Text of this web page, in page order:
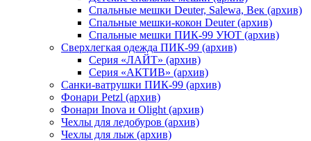
Спальные мешки Deuter, Salewa, Век (архив)
Спальные мешки-кокон Deuter (архив)
Спальные мешки ПИК-99 УЮТ (архив)
Сверхлегкая одежда ПИК-99 (архив)
Серия «ЛАЙТ» (архив)
Серия «АКТИВ» (архив)
Санки-ватрушки ПИК-99 (архив)
Фонари Petzl (архив)
Фонари Inova и Olight (архив)
Чехлы для ледобуров (архив)
Чехлы для лыж (архив)